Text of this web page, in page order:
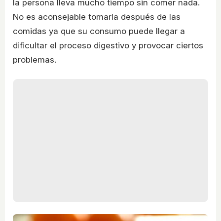
la persona lleva mucho tiempo sin comer nada.
No es aconsejable tomarla después de las
comidas ya que su consumo puede llegar a
dificultar el proceso digestivo y provocar ciertos
problemas.